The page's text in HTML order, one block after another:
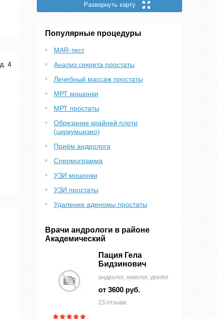
4
Развернуть карту
Популярные процедуры
MAR-тест
Анализ секрета простаты
Лечебный массаж простаты
МРТ мошонки
МРТ простаты
Обрезание крайней плоти
(циркумцизио)
Приём андролога
Спермограмма
УЗИ мошонки
УЗИ простаты
Удаление аденомы простаты
Врачи андрологи в районе
Академический
Пация Гела
Бидзинович
андролог, онколог, уролог
от 3600 руб.
23 отзыва